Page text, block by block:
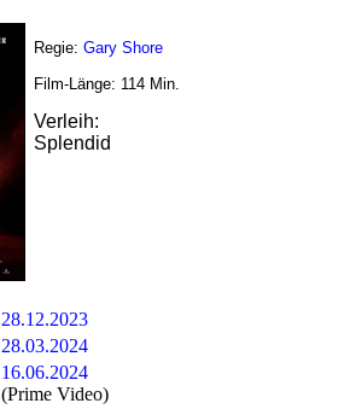
Regie: Gary Shore
Film-Länge: 114 Min.
Verleih:
Splendid
28.12.2023
28.03.2024
16.06.2024
(Prime Video)